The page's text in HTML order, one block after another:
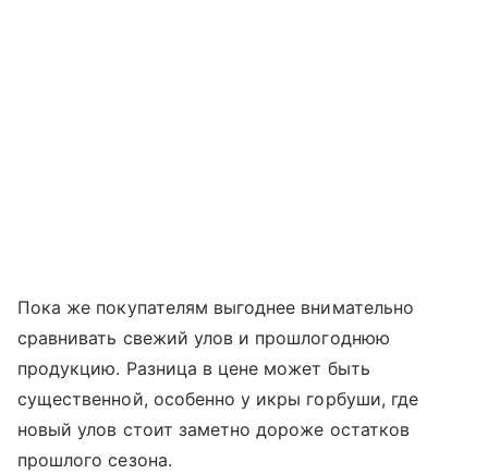
Пока же покупателям выгоднее внимательно
сравнивать свежий улов и прошлогоднюю
продукцию. Разница в цене может быть
существенной, особенно у икры горбуши, где
новый улов стоит заметно дороже остатков
прошлого сезона.